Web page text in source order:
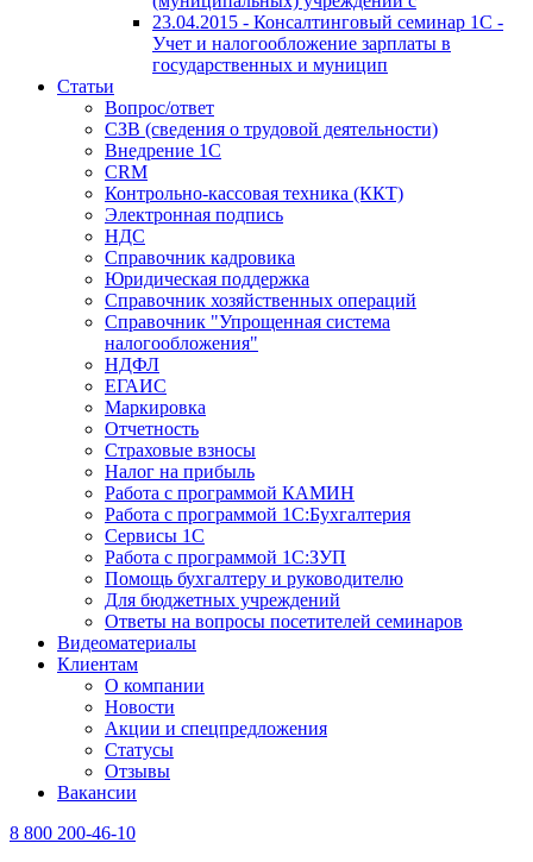
23.04.2015 - Консалтинговый семинар 1С -
Учет и налогообложение зарплаты в
государственных и муницип
Статьи
Вопрос/ответ
СЗВ (сведения о трудовой деятельности)
Внедрение 1С
CRM
Контрольно-кассовая техника (ККТ)
Электронная подпись
НДС
Справочник кадровика
Юридическая поддержка
Справочник хозяйственных операций
Справочник "Упрощенная система
налогообложения"
НДФЛ
ЕГАИС
Маркировка
Отчетность
Страховые взносы
Налог на прибыль
Работа с программой КАМИН
Работа с программой 1С:Бухгалтерия
Сервисы 1С
Работа с программой 1С:ЗУП
Помощь бухгалтеру и руководителю
Для бюджетных учреждений
Ответы на вопросы посетителей семинаров
Видеоматериалы
Клиентам
О компании
Новости
Акции и спецпредложения
Статусы
Отзывы
Вакансии
8 800 200-46-10